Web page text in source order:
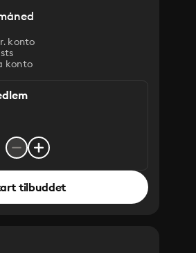
konto
konto
tilbuddet